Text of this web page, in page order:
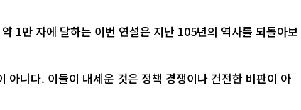
1만 자에 달하는 이번 연설은 지난 105년의 역사를 되돌아보
니다. 이들이 내세운 것은 정책 경쟁이나 건전한 비판이 아